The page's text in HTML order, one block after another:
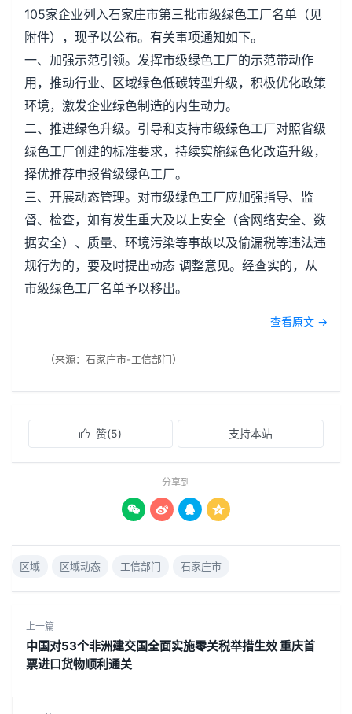
105家企业列入石家庄市第三批市级绿色工厂名单（见
附件），现予以公布。有关事项通知如下。
一、加强示范引领。发挥市级绿色工厂的示范带动作
用，推动行业、区域绿色低碳转型升级，积极优化政策
环境，激发企业绿色制造的内生动力。
二、推进绿色升级。引导和支持市级绿色工厂对照省级
绿色工厂创建的标准要求，持续实施绿色化改造升级，
择优推荐申报省级绿色工厂。
三、开展动态管理。对市级绿色工厂应加强指导、监
督、检查，如有发生重大及以上安全（含网络安全、数
据安全）、质量、环境污染等事故以及偷漏税等违法违
规行为的，要及时提出动态 调整意见。经查实的，从
市级绿色工厂名单予以移出。
查看原文 →
（来源：石家庄市-工信部门）
 赞(5) 支持本站
分享到
   
区域 区域动态 工信部门 石家庄市
上一篇
中国对53个非洲建交国全面实施零关税举措生效 重庆首
票进口货物顺利通关